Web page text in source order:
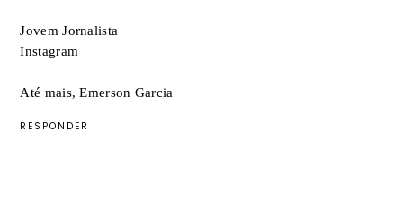
Jovem Jornalista
Instagram
Até mais, Emerson Garcia
RESPONDER